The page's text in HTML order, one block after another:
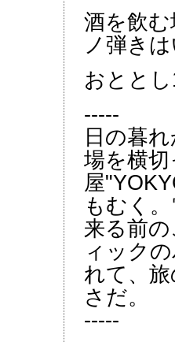
酒を飲
ノ弾き
おとと
-----
日の暮
場を横
屋
もむく
来る前
ィック
れて、
さだ。
-----